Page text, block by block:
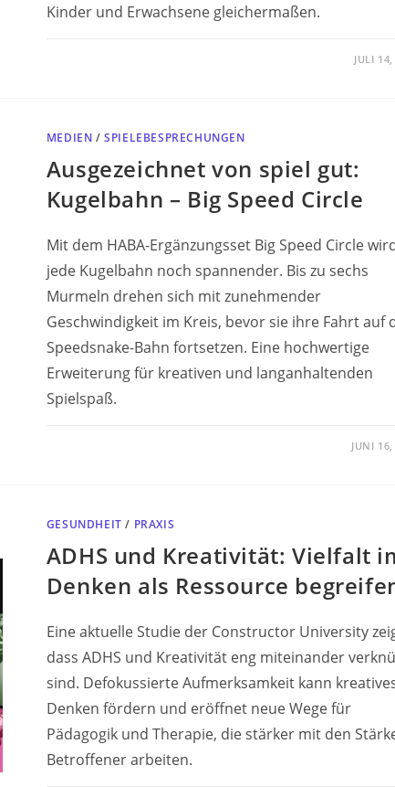
Kinder und Erwachsene gleichermaßen.
JULI
MEDIEN /SPIELEBESPRECHUNGEN
Ausgezeichnet von spiel gut:
Kugelbahn – Big Speed Circle
Mit dem HABA-Ergänzungsset Big Speed Circle
jede Kugelbahn noch spannender. Bis zu sechs
Murmeln drehen sich mit zunehmender
Geschwindigkeit im Kreis, bevor sie ihre Fahrt auf
Speedsnake-Bahn fortsetzen. Eine hochwertige
Erweiterung für kreativen und langanhaltenden
Spielspaß.
JUNI
GESUNDHEIT / PRAXIS
ADHS und Kreativität: Vielfalt
Denken als Ressource
Eine aktuelle Studie der Constructor University
dass ADHS und Kreativität eng miteinander
sind. Defokussierte Aufmerksamkeit kann
Denken fördern und eröffnet neue Wege für
Pädagogik und Therapie, die stärker mit den
Betroffener arbeiten.